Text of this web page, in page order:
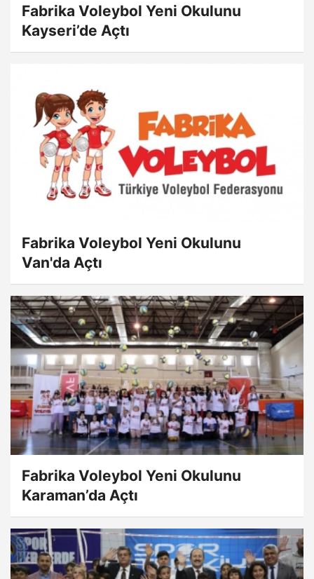
Fabrika Voleybol Yeni Okulunu
Kayseri’de Açtı
Fabrika Voleybol Yeni Okulunu
Van'da Açtı
Fabrika Voleybol Yeni Okulunu
Karaman’da Açtı